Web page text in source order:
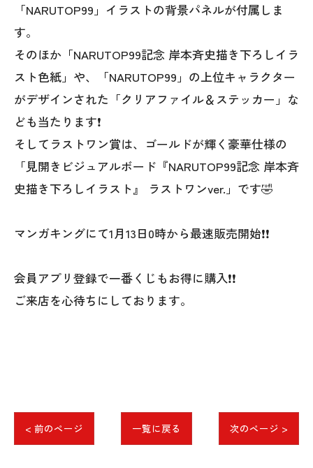
「NARUTOP99」イラストの背景パネルが付属しま
す。
そのほか「NARUTOP99記念 岸本斉史描き下ろしイラ
スト色紙」や、「NARUTOP99」の上位キャラクター
がデザインされた「クリアファイル＆ステッカー」な
ども当たります❗
そしてラストワン賞は、ゴールドが輝く豪華仕様の
「見開きビジュアルボード『NARUTOP99記念 岸本斉
史描き下ろしイラスト』 ラストワンver.」です🤣
マンガキングにて1月13日0時から最速販売開始❗❗
会員アプリ登録で一番くじもお得に購入❗❗
ご来店を心待ちにしております。
< 前のページ 一覧に戻る 次のページ >